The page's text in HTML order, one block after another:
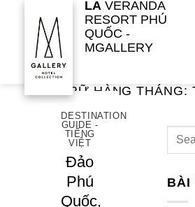
LA VERANDA
RESORT PHÚ
QUỐC -
MGALLERY
LƯU TRỮ HÀNG THÁNG:
DESTINATION
GUIDE -
TIẾNG
VIỆT
Đảo
Phú
Quốc,
BÀI